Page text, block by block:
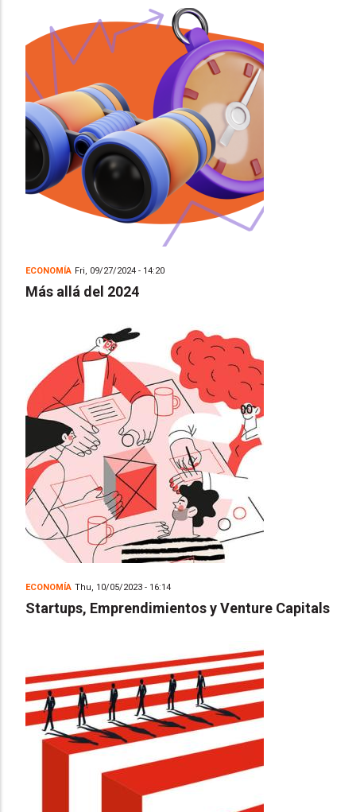
ECONOMÍA Fri, 09/27/2024 - 14:20
Más allá del 2024
ECONOMÍA Thu, 10/05/2023 - 16:14
Startups, Emprendimientos y Venture Capitals